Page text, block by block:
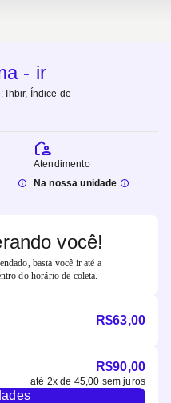
- ir
Ihbir, Índice de
Atendimento
Na nossa unidade
você!
basta você ir até a
do horário de coleta.
R$63,00
R$90,00
até 2x de 45,00 sem juros